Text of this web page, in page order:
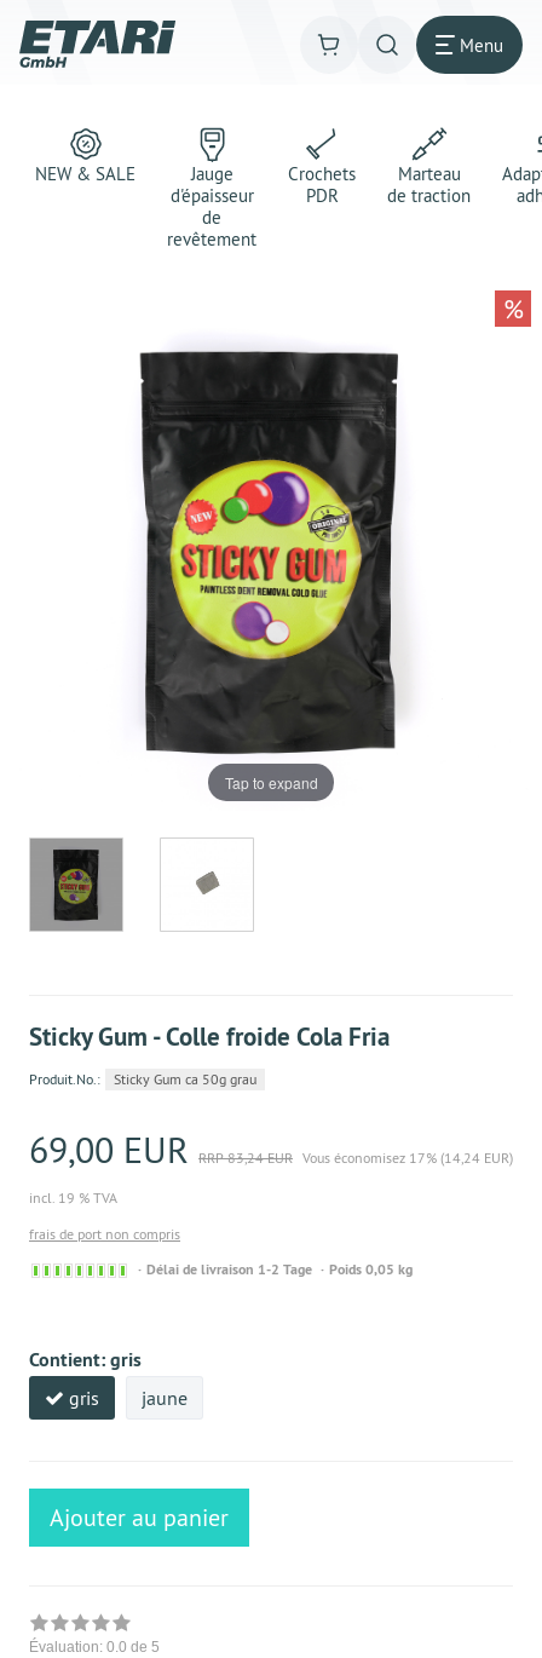
Menu
NEW & SALE
Jauge
d'épaisseur
de
revêtement
Crochets
PDR
Marteau
de traction
Tap to expand
%
Sticky Gum - Colle froide Cola Fria
Produit.No.: Sticky Gum ca 50g grau
69,00 EUR RRP 83,24 EUR Vous économisez 17% (14,24 EUR)
incl. 19 % TVA
frais de port non compris
Sofort
Délai de livraison 1-2 Tage Poids 0,05 kg
Contient:gris
gris jaune
Ajouter au panier
Évaluation: 0.0 de 5